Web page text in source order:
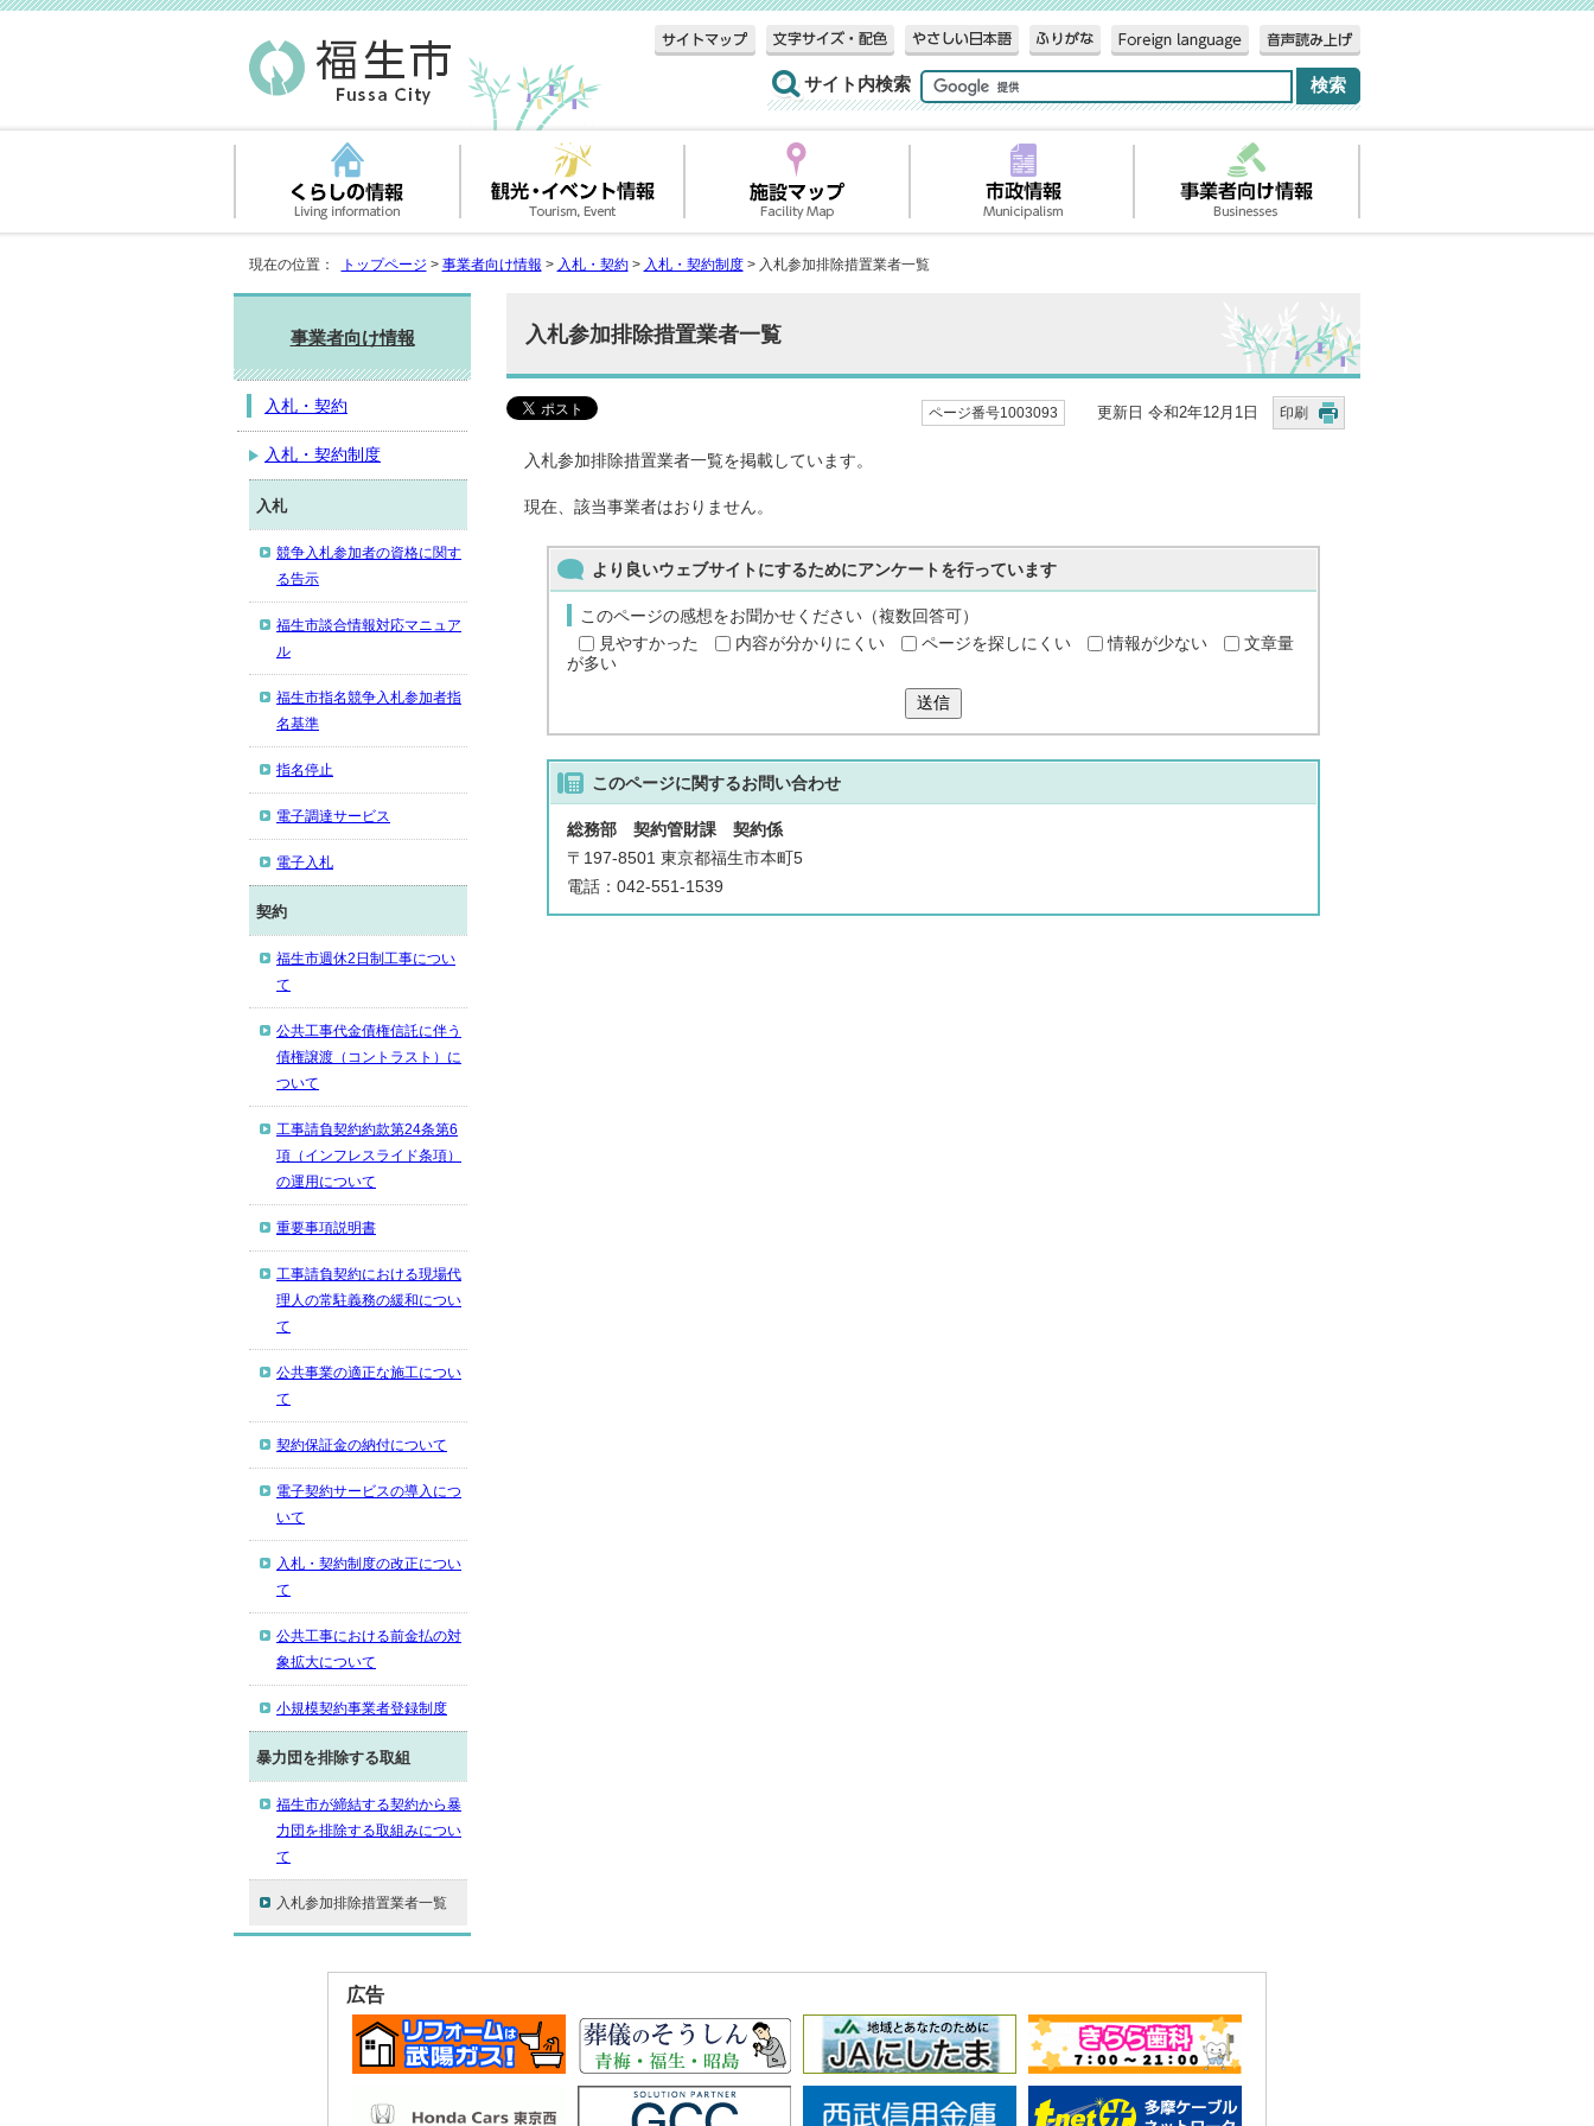
サイト内検索
現在の位置： トップページ > 事業者向け情報 > 入札・契約> 入札・契約制度> 入札参加排除措置業者一覧
入札参加排除措置業者一覧
ページ番号1003093 更新日 令和2年12月1日 印刷
入札参加排除措置業者一覧を掲載しています。
現在、該当事業者はおりません。
より良いウェブサイトにするためにアンケートを行っています
このページの感想をお聞かせください（複数回答可）
見やすかった
内容が分かりにくい ページを探しにくい 情報が少ない
文章量
が多い
送信
このページに関するお問い合わせ
総務部 契約管財課 契約係
〒197-8501 東京都福生市本町5
電話：042-551-1539
事業者向け情報
入札・契約
入札・契約制度
入札
競争入札参加者の資格に関す
る告示
福生市談合情報対応マニュア
ル
福生市指名競争入札参加者指
名基準
指名停止
電子調達サービス
電子入札
契約
福生市週休2日制工事につい
て
公共工事代金債権信託に伴う
債権譲渡（コントラスト）に
ついて
工事請負契約約款第24条第6
項（インフレスライド条項）
の運用について
重要事項説明書
工事請負契約における現場代
理人の常駐義務の緩和につい
て
公共事業の適正な施工につい
て
契約保証金の納付について
電子契約サービスの導入につ
いて
入札・契約制度の改正につい
て
公共工事における前金払の対
象拡大について
小規模契約事業者登録制度
暴力団を排除する取組
福生市が締結する契約から暴
力団を排除する取組みについ
て
入札参加排除措置業者一覧
広告